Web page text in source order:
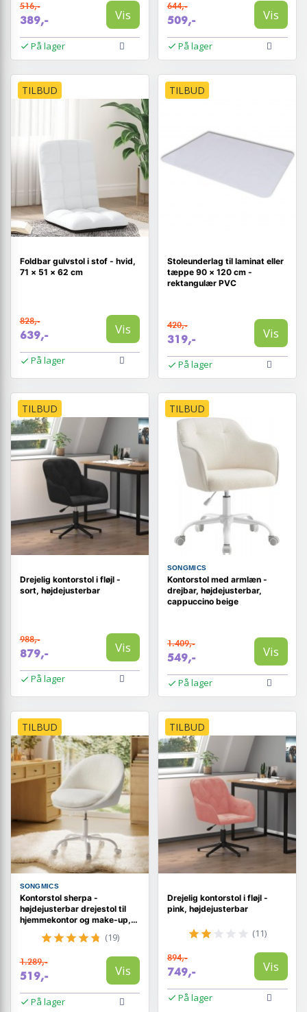
516,-
389,- Vis
På lager
644,-
509,- Vis
På lager
TILBUD
Foldbar gulvstol i stof - hvid,
71 × 51 × 62 cm
828,-
639,- Vis
På lager
TILBUD
Stoleunderlag til laminat eller
tæppe 90 × 120 cm -
rektangulær PVC
420,-
319,- Vis
På lager
TILBUD
Drejelig kontorstol i fløjl -
sort, højdejusterbar
988,-
879,- Vis
På lager
TILBUD
SONGMICS
Kontorstol med armlæn -
drejbar, højdejusterbar,
cappuccino beige
1.409,-
549,- Vis
På lager
TILBUD
SONGMICS
Kontorstol sherpa -
højdejusterbar drejestol til
hjemmekontor og make-up,
cappuccino beige/cloud hvid
(19)
1.289,-
519,- Vis
På lager
TILBUD
Drejelig kontorstol i fløjl -
pink, højdejusterbar
(11)
894,-
749,- Vis
På lager